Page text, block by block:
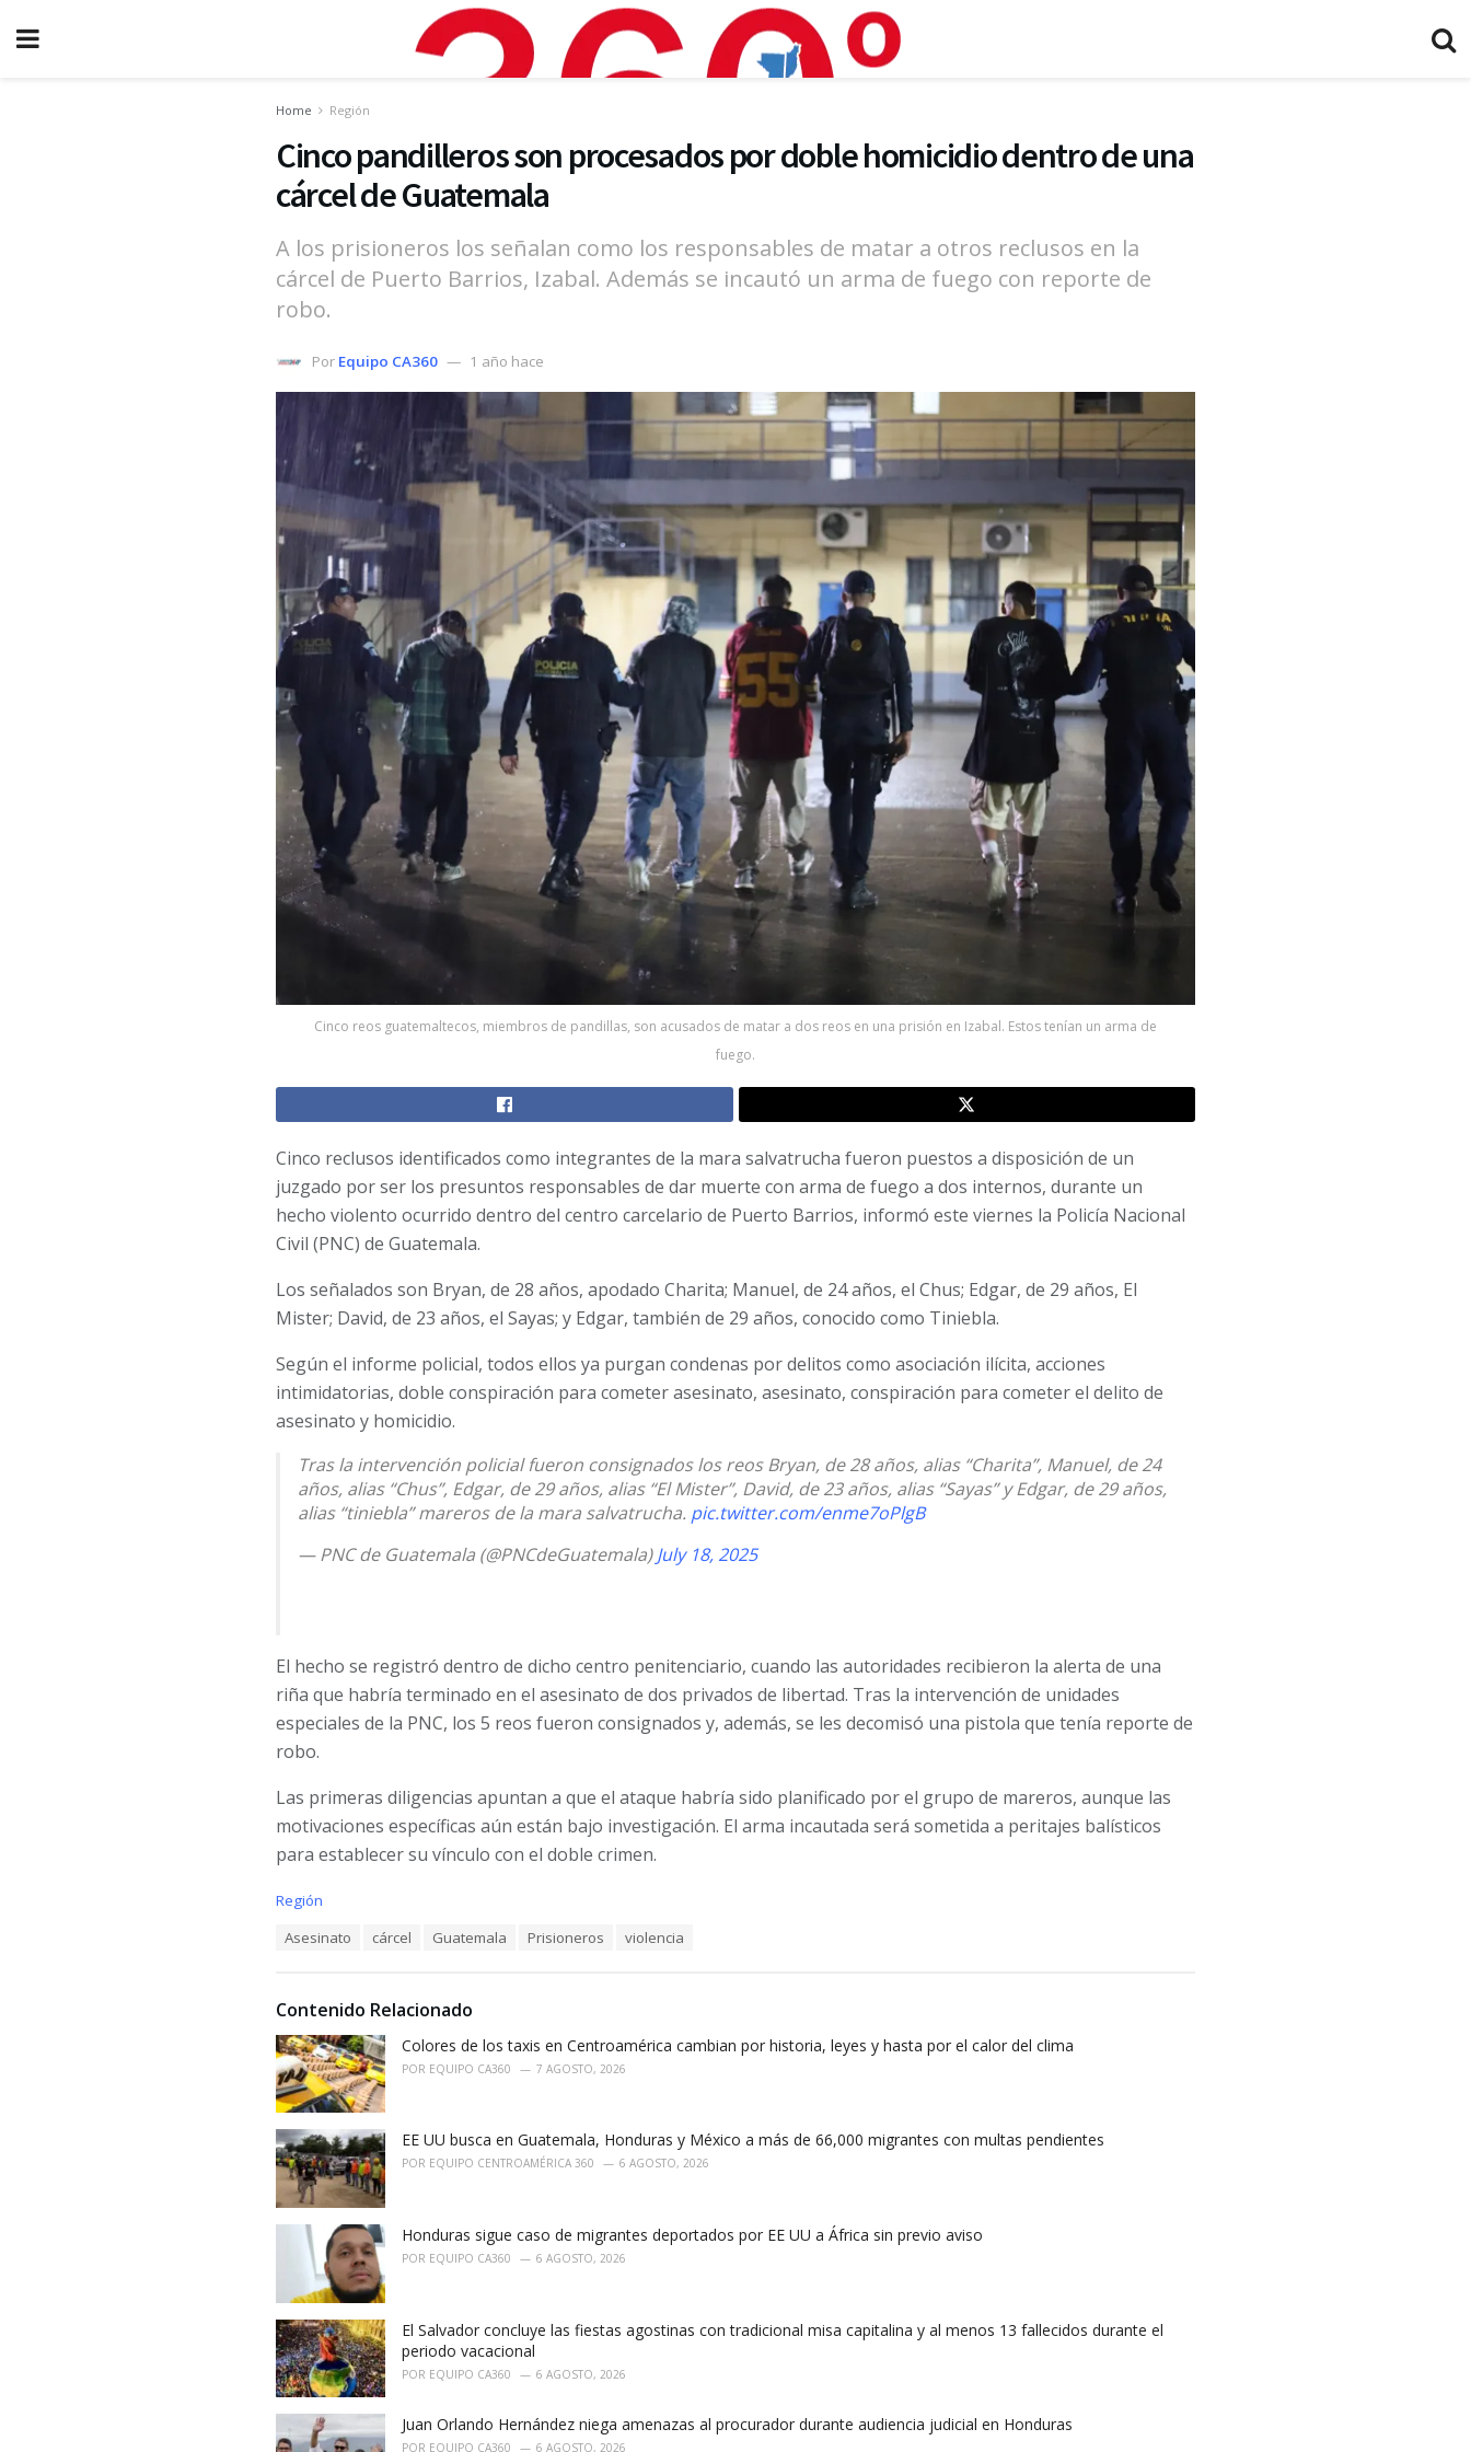
Home Región
Cinco pandilleros son procesados por doble homicidio dentro de una
cárcel de Guatemala
A los prisioneros los señalan como los responsables de matar a otros reclusos en la
cárcel de Puerto Barrios, Izabal. Además se incautó un arma de fuego con reporte de
robo.
Por Equipo CA360 1 año hace
Cinco reos guatemaltecos, miembros de pandillas, son acusados de matar a dos reos en una prisión en Izabal. Estos tenían un arma de
fuego.
Cinco reclusos identificados como integrantes de la mara salvatrucha fueron puestos a disposición de un
juzgado por ser los presuntos responsables de dar muerte con arma de fuego a dos internos, durante un
hecho violento ocurrido dentro del centro carcelario de Puerto Barrios, informó este viernes la Policía Nacional
Civil (PNC) de Guatemala.
Los señalados son Bryan, de 28 años, apodado Charita; Manuel, de 24 años, el Chus; Edgar, de 29 años, El
Mister; David, de 23 años, el Sayas; y Edgar, también de 29 años, conocido como Tiniebla.
Según el informe policial, todos ellos ya purgan condenas por delitos como asociación ilícita, acciones
intimidatorias, doble conspiración para cometer asesinato, asesinato, conspiración para cometer el delito de
asesinato y homicidio.
Tras la intervención policial fueron consignados los reos Bryan, de 28 años, alias “Charita”, Manuel, de 24
años, alias “Chus”, Edgar, de 29 años, alias “El Mister”, David, de 23 años, alias “Sayas” y Edgar, de 29 años,
alias “tiniebla” mareros de la mara salvatrucha. pic.twitter.com/enme7oPlgB
— PNC de Guatemala (@PNCdeGuatemala)July 18, 2025
El hecho se registró dentro de dicho centro penitenciario, cuando las autoridades recibieron la alerta de una
riña que habría terminado en el asesinato de dos privados de libertad. Tras la intervención de unidades
especiales de la PNC, los 5 reos fueron consignados y, además, se les decomisó una pistola que tenía reporte de
robo.
Las primeras diligencias apuntan a que el ataque habría sido planificado por el grupo de mareros, aunque las
motivaciones específicas aún están bajo investigación. El arma incautada será sometida a peritajes balísticos
para establecer su vínculo con el doble crimen.
C
r
i
e
s
:
Región
:
Asesinato cárcel Guatemala Prisioneros violencia
Contenido Relacionado
Colores de los taxis en Centroamérica cambian por historia, leyes y hasta por el calor del clima
POR EQUIPO CA360 7 AGOSTO, 2026
EE UU busca en Guatemala, Honduras y México a más de 66,000 migrantes con multas pendientes
POR EQUIPO CENTROAMÉRICA 360 6 AGOSTO, 2026
Honduras sigue caso de migrantes deportados por EE UU a África sin previo aviso
POR EQUIPO CA360 6 AGOSTO, 2026
El Salvador concluye las fiestas agostinas con tradicional misa capitalina y al menos 13 fallecidos durante el
periodo vacacional
POR EQUIPO CA360 6 AGOSTO, 2026
Juan Orlando Hernández niega amenazas al procurador durante audiencia judicial en Honduras
POR EQUIPO CA360 6 AGOSTO, 2026